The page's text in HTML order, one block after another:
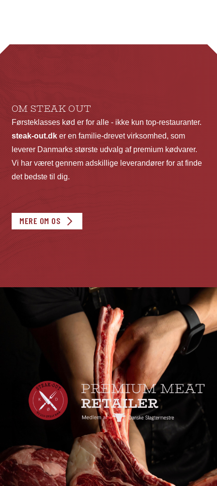
kan
OM STEAK OUT
Førsteklasses kød er for alle - ikke kun top-restauranter.
steak-out.dk er en familie-drevet virksomhed, som
leverer Danmarks største udvalg af premium kødvarer.
Vi har været gennem adskillige leverandører for at finde
det bedste til dig.
MERE OM OS